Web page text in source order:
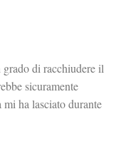
grado di racchiudere il
sicuramente
ha lasciato durante